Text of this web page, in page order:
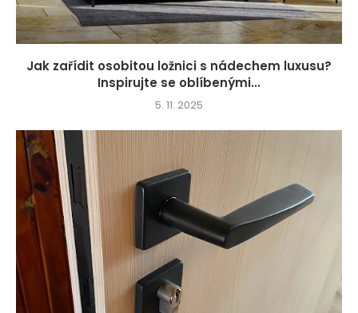
Jak zařídit osobitou ložnici s nádechem luxusu?
Inspirujte se oblíbenými...
5. 11. 2025